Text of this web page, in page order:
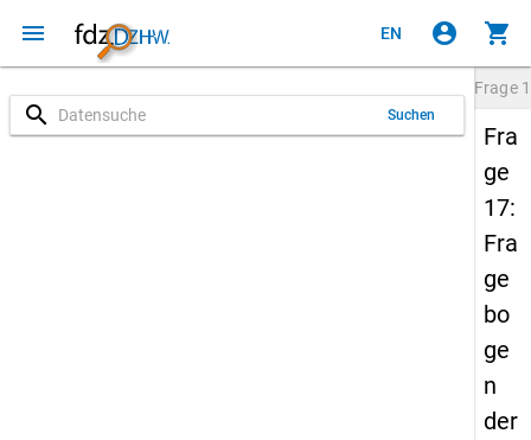
menu EN account_circle shopping_cart
search Suchen
Frage
Fra
ge
17:
Fra
ge
bo
ge
n
der